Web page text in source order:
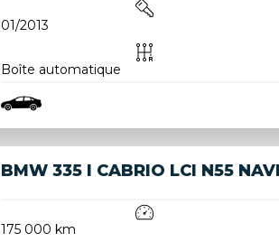
01/2013
Boîte automatique
BMW 335 I CABRIO LCI N55 NAVI
175 000 km